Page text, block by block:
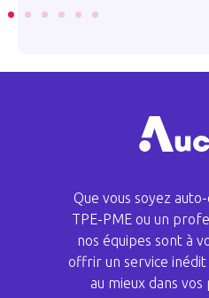
Que vous soyez
TPE-PME ou un
nos équipes sont à
offrir un service
au mieux dans vos